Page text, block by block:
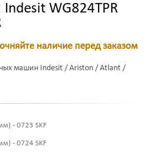
WG824TPR
наличие перед заказом
машин Indesit / Ariston / Atlant /
- 0723 SKF
- 0724 SKF